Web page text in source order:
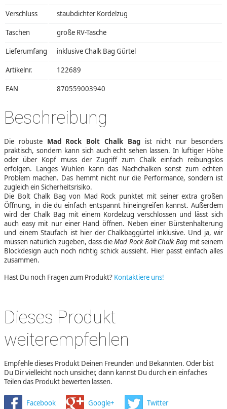
Verschluss staubdichter Kordelzug
Taschen große RV-Tasche
Lieferumfang inklusive Chalk Bag Gürtel
Artikelnr. 122689
EAN 870559003940
Beschreibung
Die robuste Mad Rock Bolt Chalk Bagist nicht nur besonders
praktisch, sondern kann sich auch echt sehen lassen. In luftiger Höhe
oder über Kopf muss der Zugriff zum Chalk einfach reibungslos
erfolgen. Langes Wühlen kann das Nachchalken sonst zum echten
Problem machen. Das hemmt nicht nur die Performance, sondern ist
zugleich ein Sicherheitsrisiko.
Die Bolt Chalk Bag von Mad Rock punktet mit seiner extra großen
Öffnung, in die du einfach entspannt hineingreifen kannst. Außerdem
wird der Chalk Bag mit einem Kordelzug verschlossen und lässt sich
auch easy mit nur einer Hand öffnen. Neben einer Bürstenhalterung
und einem Staufach ist hier der Chalkbaggürtel inklusive. Und ja, wir
müssen natürlich zugeben, dass dieMad Rock Bolt Chalk Bag mit seinem
Blockdesign auch noch richtig schick aussieht. Hier passt einfach alles
zusammen.
Hast Du noch Fragen zum Produkt? Kontaktiere uns!
Dieses Produkt
weiterempfehlen
Empfehle dieses Produkt Deinen Freunden und Bekannten. Oder bist
Du Dir vielleicht noch unsicher, dann kannst Du durch ein einfaches
Teilen das Produkt bewerten lassen.
Facebook Google+ Twitter